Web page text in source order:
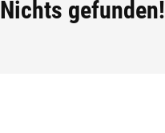
Nichts gefunden!